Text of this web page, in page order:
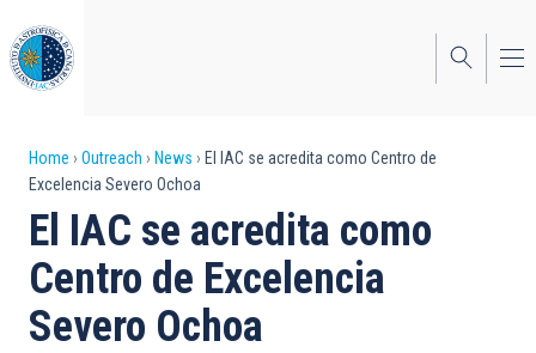
to
main
content
Breadcrumb
Home Outreach News
El IAC se acredita como Centro de
Excelencia Severo Ochoa
El IAC se acredita como
Centro de Excelencia
Severo Ochoa